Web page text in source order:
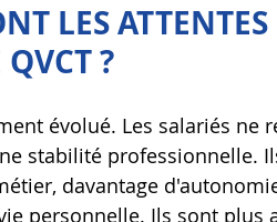
LES
?
évolué. Les salariés ne
stabilité professionnelle.
davantage
personnelle. Ils sont plus